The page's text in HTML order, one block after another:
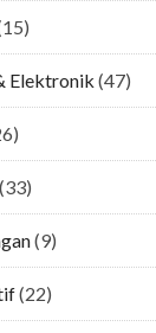
Elektronik (47)
(33)
(9)
(22)